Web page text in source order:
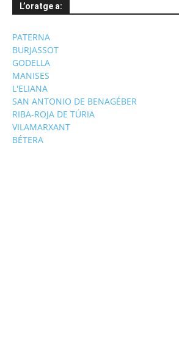
L’oratge a:
PATERNA
BURJASSOT
GODELLA
MANISES
L'ELIANA
SAN ANTONIO DE BENAGÉBER
RIBA-ROJA DE TÚRIA
VILAMARXANT
BÉTERA